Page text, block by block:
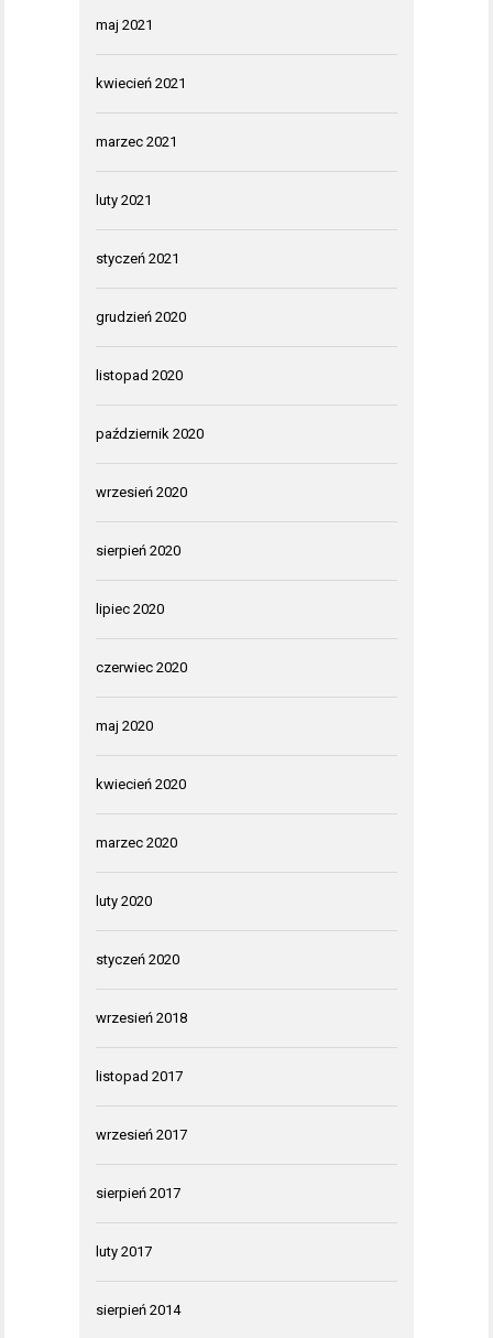
maj 2021
kwiecień 2021
marzec 2021
luty 2021
styczeń 2021
grudzień 2020
listopad 2020
październik 2020
wrzesień 2020
sierpień 2020
lipiec 2020
czerwiec 2020
maj 2020
kwiecień 2020
marzec 2020
luty 2020
styczeń 2020
wrzesień 2018
listopad 2017
wrzesień 2017
sierpień 2017
luty 2017
sierpień 2014